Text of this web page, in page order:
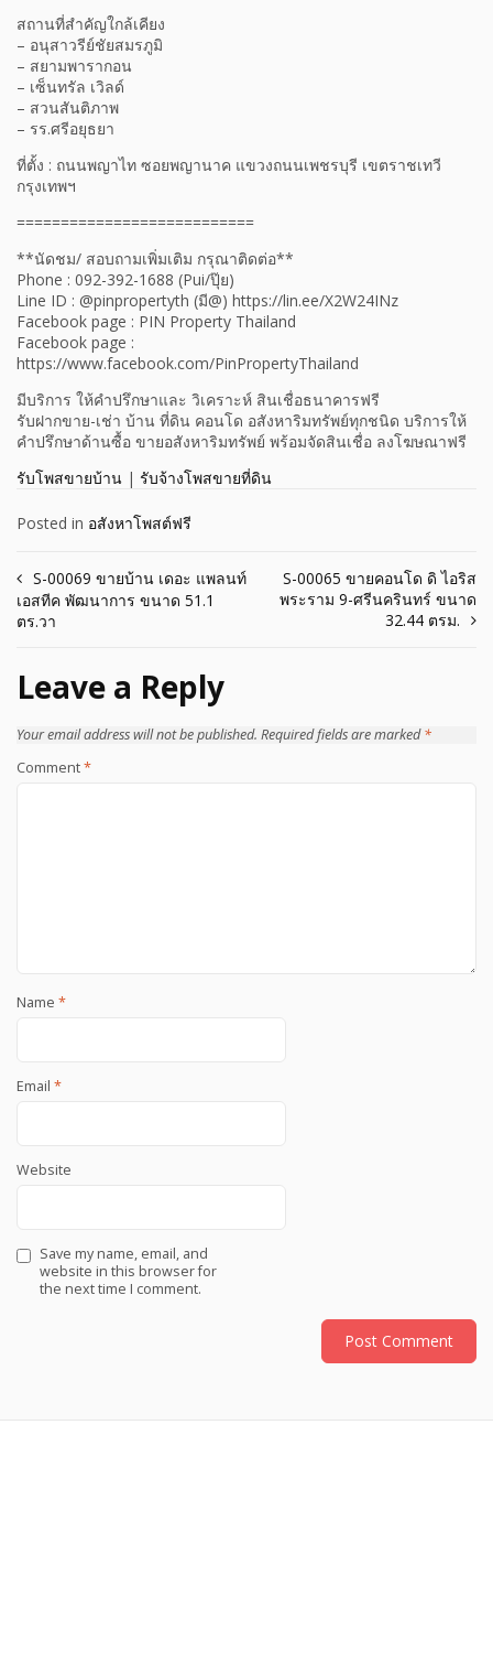
สถานที่สำคัญใกล้เคียง
– อนุสาวรีย์ชัยสมรภูมิ
– สยามพารากอน
– เซ็นทรัล เวิลด์
– สวนสันติภาพ
– รร.ศรีอยุธยา
ที่ตั้ง : ถนนพญาไท ซอยพญานาค แขวงถนนเพชรบุรี เขตราชเทวี
กรุงเทพฯ
===========================
**นัดชม/ สอบถามเพิ่มเติม กรุณาติดต่อ**
Phone : 092-392-1688 (Pui/ปุ๊ย)
Line ID : @pinpropertyth (มี@) https://lin.ee/X2W24INz
Facebook page : PIN Property Thailand
Facebook page :
https://www.facebook.com/PinPropertyThailand
มีบริการ ให้คำปรึกษาและ วิเคราะห์ สินเชื่อธนาคารฟรี
รับฝากขาย-เช่า บ้าน ที่ดิน คอนโด อสังหาริมทรัพย์ทุกชนิด บริการให้
คำปรึกษาด้านซื้อ ขายอสังหาริมทรัพย์ พร้อมจัดสินเชื่อ ลงโฆษณาฟรี
รับโพสขายบ้าน | รับจ้างโพสขายที่ดิน
Posted in อสังหาโพสต์ฟรี
Post
navigation
S-00069 ขายบ้าน เดอะ แพลนท์
เอสทีค พัฒนาการ ขนาด 51.1
ตร.วา
S-00065 ขายคอนโด ดิ ไอริส
พระราม 9-ศรีนครินทร์ ขนาด
32.44 ตรม.
Leave a Reply
Your email address will not be published. Required fields are marked*
Comment*
Name *
Email *
Website
Save my name, email, and
website in this browser for
the next time I comment.